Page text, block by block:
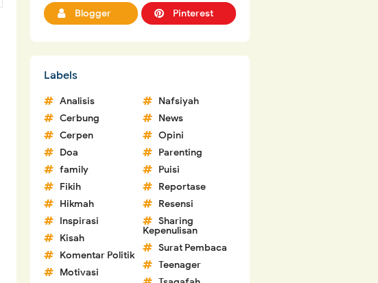
Blogger Pinterest
Labels
Analisis
Cerbung
Cerpen
Doa
family
Fikih
Hikmah
Inspirasi
Kisah
Komentar Politik
Motivasi
Nafsiyah
News
Opini
Parenting
Puisi
Reportase
Resensi
Sharing
Kepenulisan
Surat Pembaca
Teenager